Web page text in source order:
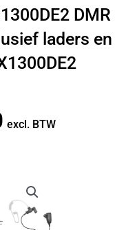
DMR
laders en
Huidige
excl. BTW